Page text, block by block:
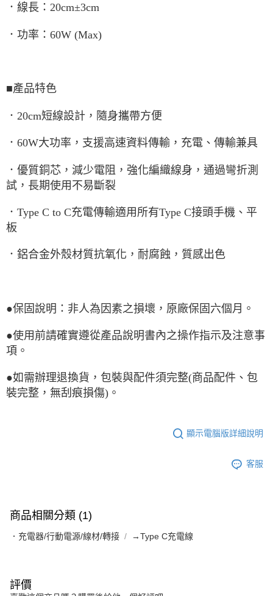
．線長：20cm±3cm
．功率：60W (Max)
■產品特色
．20cm短線設計，隨身攜帶方便
．60W大功率，支援高速資料傳輸，充電、傳輸兼具
．優質銅芯，減少電阻，強化編織線身，通過彎折測
試，長期使用不易斷裂
．Type C to C充電傳輸適用所有Type C接頭手機、平
板
．鋁合金外殼材質抗氧化，耐腐蝕，質感出色
●保固說明：非人為因素之損壞，原廠保固六個月。
●使用前請確實遵從產品說明書內之操作指示及注意事
項。
●如需辦理退換貨，包裝與配件須完整(商品配件、包
裝完整，無刮痕損傷)。
顯示電腦版詳細說明
客服
商品相關分類 (1)
．充電器/行動電源/線材/轉接 →Type C充電線
評價